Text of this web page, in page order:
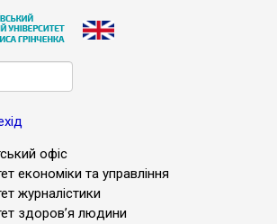
офіс
економіки та управління
журналістики
здоров’я людини